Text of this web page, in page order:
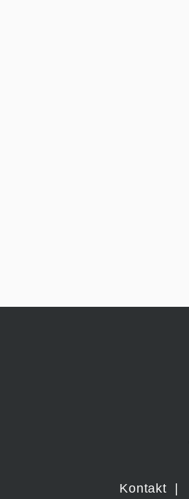
Kontakt